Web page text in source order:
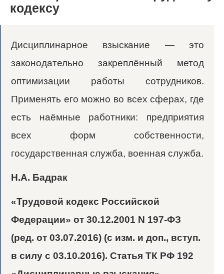
кодексу
Дисциплинарное взыскание — это
законодательно закреплённый метод
оптимизации работы сотрудников.
Применять его можно во всех сферах, где
есть наёмные работники: предприятия
всех форм собственности,
государственная служба, военная служба.
Н.А. Бадрак
«Трудовой кодекс Российской
Федерации» от 30.12.2001 N 197-ФЗ
(ред. от 03.07.2016) (с изм. и доп., вступ.
в силу с 03.10.2016). Статья ТК РФ 192